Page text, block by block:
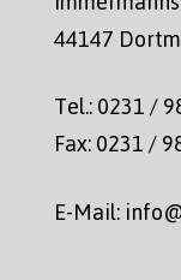
44147
Tel.: 0231 /
Fax: 0231 /
E-Mail: